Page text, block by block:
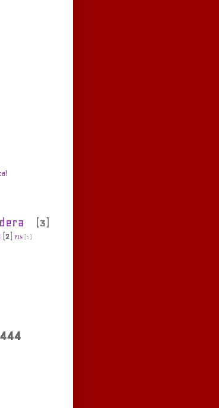
(3)
(2) PIN (1)